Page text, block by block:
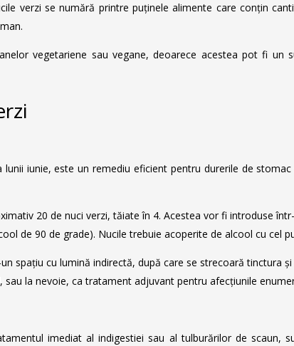
verzi se numără printre puținele alimente care conțin
vegetariene sau vegane, deoarece acestea pot fi
iunie, este un remediu eficient pentru durerile de
20 de nuci verzi, tăiate în 4. Acestea vor fi introduse
de 90 de grade). Nucile trebuie acoperite de alcool cu cel
spațiu cu lumină indirectă, după care se strecoară tinctura
la nevoie, ca tratament adjuvant pentru afecțiunile
imediat al indigestiei sau al tulburărilor de scaun,